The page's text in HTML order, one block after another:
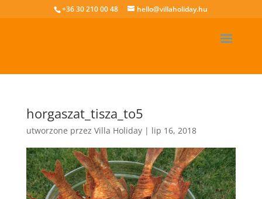
+36 30 210 00 48 hello@villaholiday.hu
horgaszat_tisza_to5
utworzone przez Villa Holiday| lip 16, 2018